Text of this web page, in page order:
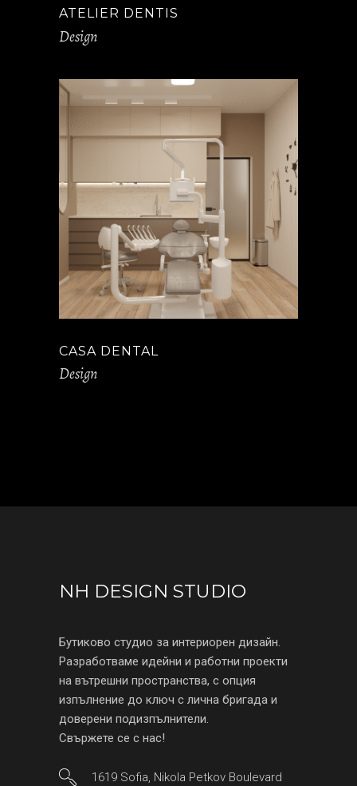
ATELIER DENTIS
Design
CASA DENTAL
Design
NH DESIGN STUDIO
Бутиково студио за интериорен дизайн.
Разработваме идейни и работни проекти
на вътрешни пространства, с опция
изпълнение до ключ с лична бригада и
доверени подизпълнители.
Свържете се с нас!
1619 Sofia, Nikola Petkov Boulevard